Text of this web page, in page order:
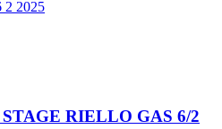
RIELLO GAS 6/2